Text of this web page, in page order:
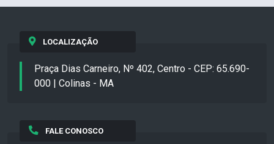
LOCALIZAÇÃO
Praça Dias Carneiro, Nº 402, Centro - CEP: 65.690-
000 | Colinas - MA
FALE CONOSCO